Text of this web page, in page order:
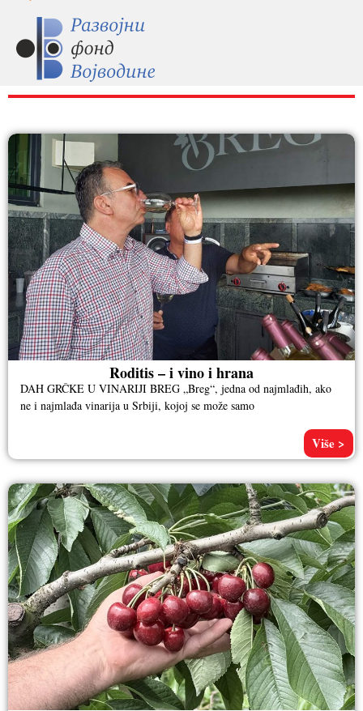
RAZNO
Roditis – i vino i hrana
DAH GRČKE U VINARIJI BREG „Breg“, jedna od najmlađih, ako
ne i najmlađa vinarija u Srbiji, kojoj se može samo
Više >